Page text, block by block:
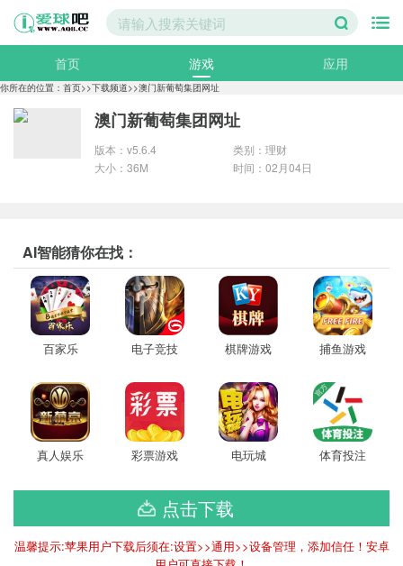
分类
图片大全
首页 游戏 应用
你所在的位置： 首页>>下载频道>>澳门新葡萄集团网址
澳门新葡萄集团网址
版本：v5.6.4
类别：理财
大小：36M
时间：02月04日
AI智能猜你在找：
百家乐 电子竞技 棋牌游戏 捕鱼游戏
真人娱乐 彩票游戏 电玩城 体育投注
点击下载
温馨提示:苹果用户下载后须在:设置>>通用>>设备管理，添加信任！安卓